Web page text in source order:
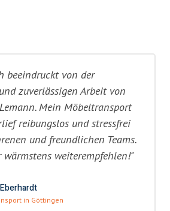
beeindruckt von der
zuverlässigen Arbeit von
Mein Möbeltransport
reibungslos und stressfrei
und freundlichen Teams.
weiterempfehlen!"
in Göttingen